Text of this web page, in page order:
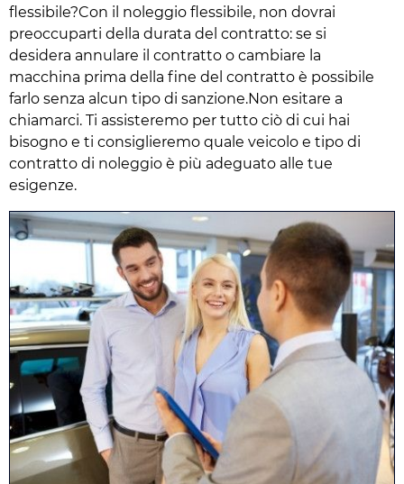
flessibile?Con il noleggio flessibile, non dovrai
preoccuparti della durata del contratto: se si
desidera annulare il contratto o cambiare la
macchina prima della fine del contratto è possibile
farlo senza alcun tipo di sanzione.Non esitare a
chiamarci. Ti assisteremo per tutto ciò di cui hai
bisogno e ti consiglieremo quale veicolo e tipo di
contratto di noleggio è più adeguato alle tue
esigenze.